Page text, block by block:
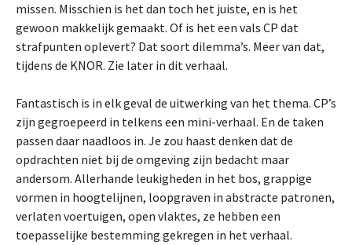
missen. Misschien is het dan toch het juiste, en is het
gewoon makkelijk gemaakt. Of is het een vals CP dat
strafpunten oplevert? Dat soort dilemma’s. Meer van dat,
tijdens de KNOR. Zie later in dit verhaal.
Fantastisch is in elk geval de uitwerking van het thema. CP’s
zijn gegroepeerd in telkens een mini-verhaal. En de taken
passen daar naadloos in. Je zou haast denken dat de
opdrachten niet bij de omgeving zijn bedacht maar
andersom. Allerhande leukigheden in het bos, grappige
vormen in hoogtelijnen, loopgraven in abstracte patronen,
verlaten voertuigen, open vlaktes, ze hebben een
toepasselijke bestemming gekregen in het verhaal.